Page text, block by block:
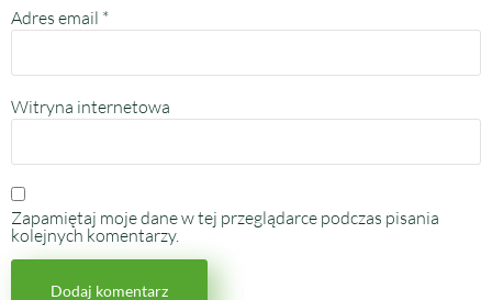
Adres email *
Witryna internetowa
Zapamiętaj moje dane w tej przeglądarce podczas pisania
kolejnych komentarzy.